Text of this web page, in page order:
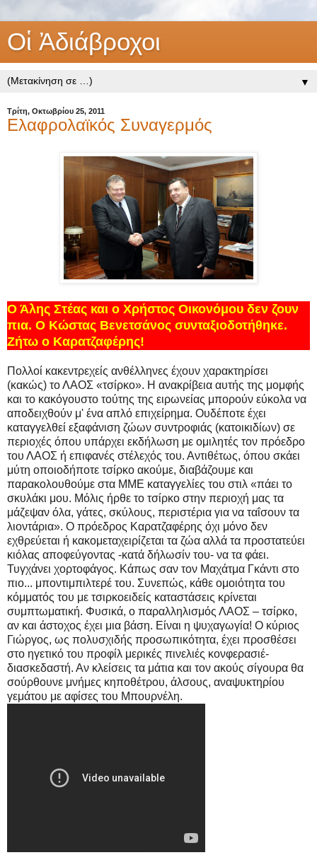
Οἱ Ἀδιάβροχοι
▼
Τρίτη, Οκτωβρίου 25, 2011
Ελαφρολαϊκός Συναγερμός
Ο Άλης Στέας και ο Χρήστος Οικονόμου δεν ζουν
πια. Ο Κώστας Βενετσάνος συνταξιοδοτήθηκε.
Ζήτω ο Καρατζαφέρης!
Πολλοί κακεντρεχείς ανθέλληνες έχουν χαρακτηρίσει
(κακώς) το ΛΑΟΣ «τσίρκο». Η ανακρίβεια αυτής της μομφής
και το κακόγουστο τούτης της ειρωνείας μπορούν εύκολα να
αποδειχθούν μ' ένα απλό επιχείρημα. Ουδέποτε έχει
καταγγελθεί εξαφάνιση ζώων συντροφιάς (κατοικιδίων) σε
περιοχές όπου υπάρχει εκδήλωση με ομιλητές τον πρόεδρο
του ΛΑΟΣ ή επιφανές στέλεχός του. Αντιθέτως, όπου σκάει
μύτη οποιοδήποτε τσίρκο ακούμε, διαβάζουμε και
παρακολουθούμε στα ΜΜΕ καταγγελίες του στιλ «πάει το
σκυλάκι μου. Μόλις ήρθε το τσίρκο στην περιοχή μας τα
μάζεψαν όλα, γάτες, σκύλους, περιστέρια για να ταΐσουν τα
λιοντάρια». Ο πρόεδρος Καρατζαφέρης όχι μόνο δεν
εχθρεύεται ή κακομεταχειρίζεται τα ζώα αλλά τα προστατεύει
κιόλας αποφεύγοντας -κατά δήλωσίν του- να τα φάει.
Τυγχάνει χορτοφάγος. Κάπως σαν τον Μαχάτμα Γκάντι στο
πιο... μποντιμπιλτερέ του. Συνεπώς, κάθε ομοιότητα του
κόμματός του με τσιρκοειδείς καταστάσεις κρίνεται
συμπτωματική. Φυσικά, ο παραλληλισμός ΛΑΟΣ – τσίρκο,
αν και άστοχος έχει μια βάση. Είναι η ψυχαγωγία! Ο κύριος
Γιώργος, ως πολυσχιδής προσωπικότητα, έχει προσθέσει
στο ηγετικό του προφίλ μερικές πινελιές κονφερασιέ-
διασκεδαστή. Αν κλείσεις τα μάτια και τον ακούς σίγουρα θα
σούρθουνε μνήμες κηποθέτρου, άλσους, αναψυκτηρίου
γεμάτου με αφίσες του Μπουρνέλη.